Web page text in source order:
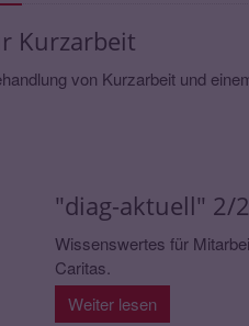
Kurzarbeit
von Kurzarbeit und
"diag-aktuell" 2/
Wissenswertes für
Caritas.
Weiter lesen